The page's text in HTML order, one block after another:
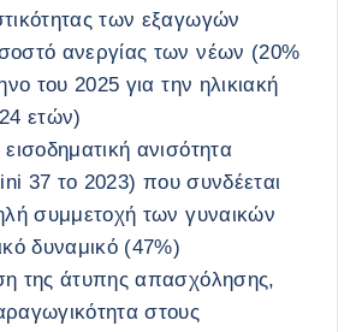
των εξαγωγών
ανεργίας των νέων (20%
του 2025 για την ηλικιακή
ετών)
ανισότητα
37 το 2023) που συνδέεται
συμμετοχή των γυναικών
δυναμικό (47%)
της άτυπης απασχόλησης,
στους